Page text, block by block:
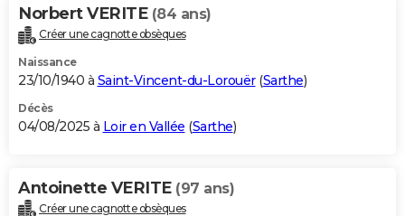
Norbert VERITE (84 ans)
Créer une cagnotte obsèques
Naissance
23/10/1940 à Saint-Vincent-du-Lorouër(Sarthe)
Décès
04/08/2025 à Loir en Vallée (Sarthe)
Antoinette VERITE (97 ans)
Créer une cagnotte obsèques